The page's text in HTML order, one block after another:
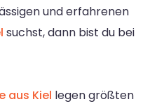
und erfahrenen
suchst, dann bist du bei
aus Kiel legen größten